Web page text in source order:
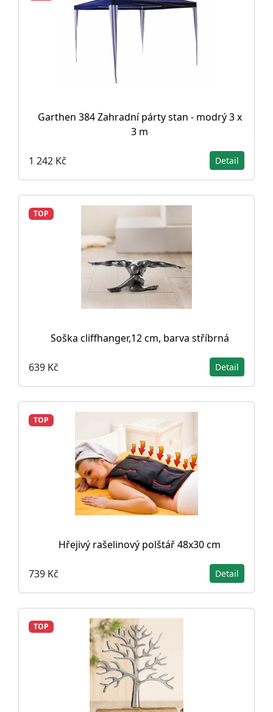
Garthen 384 Zahradní párty stan - modrý 3 x
3 m
1 242 Kč Detail
TOP
Soška cliffhanger,12 cm, barva stříbrná
639 Kč Detail
TOP
Hřejivý rašelinový polštář 48x30 cm
739 Kč Detail
TOP